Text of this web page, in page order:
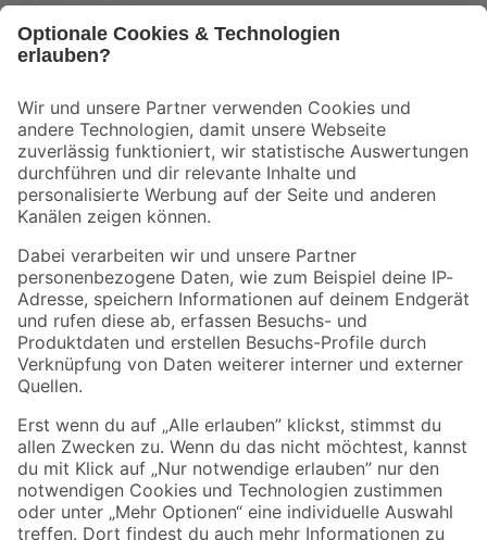
Der toom Newsletter: Keine Angebote und Aktionen mehr verpassen!
Zur Newsletter Anmeldung
Folge uns
Zahlungsarten Versandarten
Sicher einkaufen
Jetzt die toom-App herunterladen